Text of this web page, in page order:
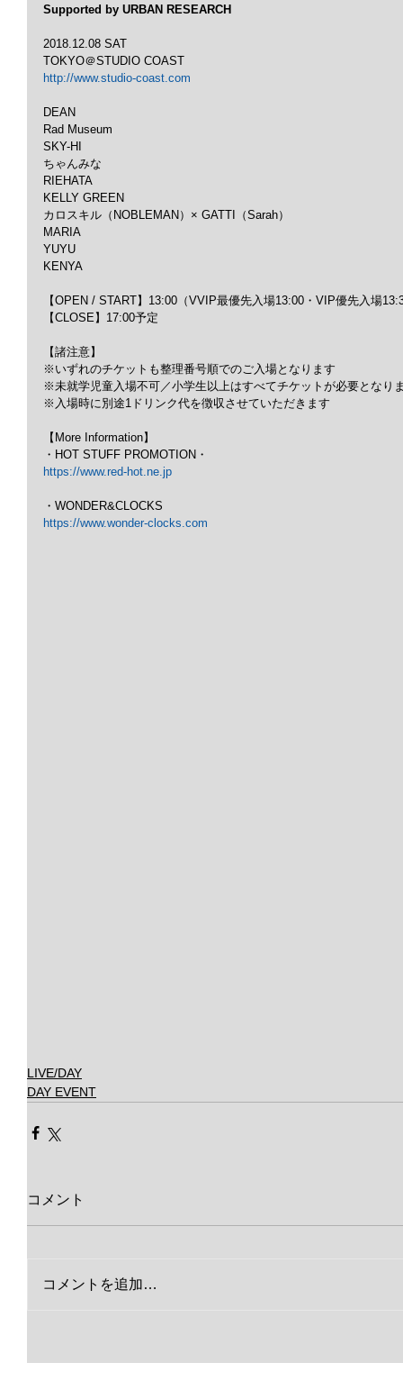
Supported by URBAN RESEARCH
2018.12.08 SAT
TOKYO＠STUDIO COAST
http://www.studio-coast.com
DEAN
Rad Museum
SKY-HI
ちゃんみな
RIEHATA
KELLY GREEN
カロスキル（NOBLEMAN）× GATTI（Sarah）
MARIA
YUYU
KENYA
【OPEN / START】13:00（VVIP最優先入場13:00・VIP優先入場
【CLOSE】17:00予定
【諸注意】
※いずれのチケットも整理番号順でのご入場となります
※未就学児童入場不可／小学生以上はすべてチケットが必要となり
※入場時に別途1ドリンク代を徴収させていただきます
【More Information】
・HOT STUFF PROMOTION・
https://www.red-hot.ne.jp
・WONDER&CLOCKS
https://www.wonder-clocks.com
LIVE/DAY
DAY EVENT
コメント
コメントを追加…